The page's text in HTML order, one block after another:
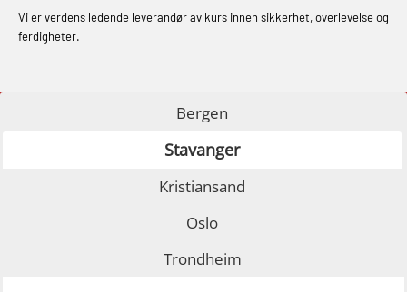
(RBSBLE018)
GWO: BST – Onshore (Blended: e-
learning practical) (RBSBLE002)
GWO: BST Refresher – Offshore
(Blended with Adaptive e-learning +
Påbygging fra Offshore Norge til
Fallsikring (FAR108)
GOC sertifikat grunnleggende
(GMDSS) (MRC101)
GOC sertifikat repetisjon (GMDSS)
Vi er verdens ledende leverandør av kurs innen sikkerhet, overlevelse og
ferdigheter.
Bergen
Stavanger
Kristiansand
Oslo
Trondheim